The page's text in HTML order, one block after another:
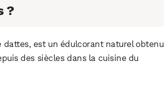
?
dattes, est un édulcorant naturel obtenu
des siècles dans la cuisine du